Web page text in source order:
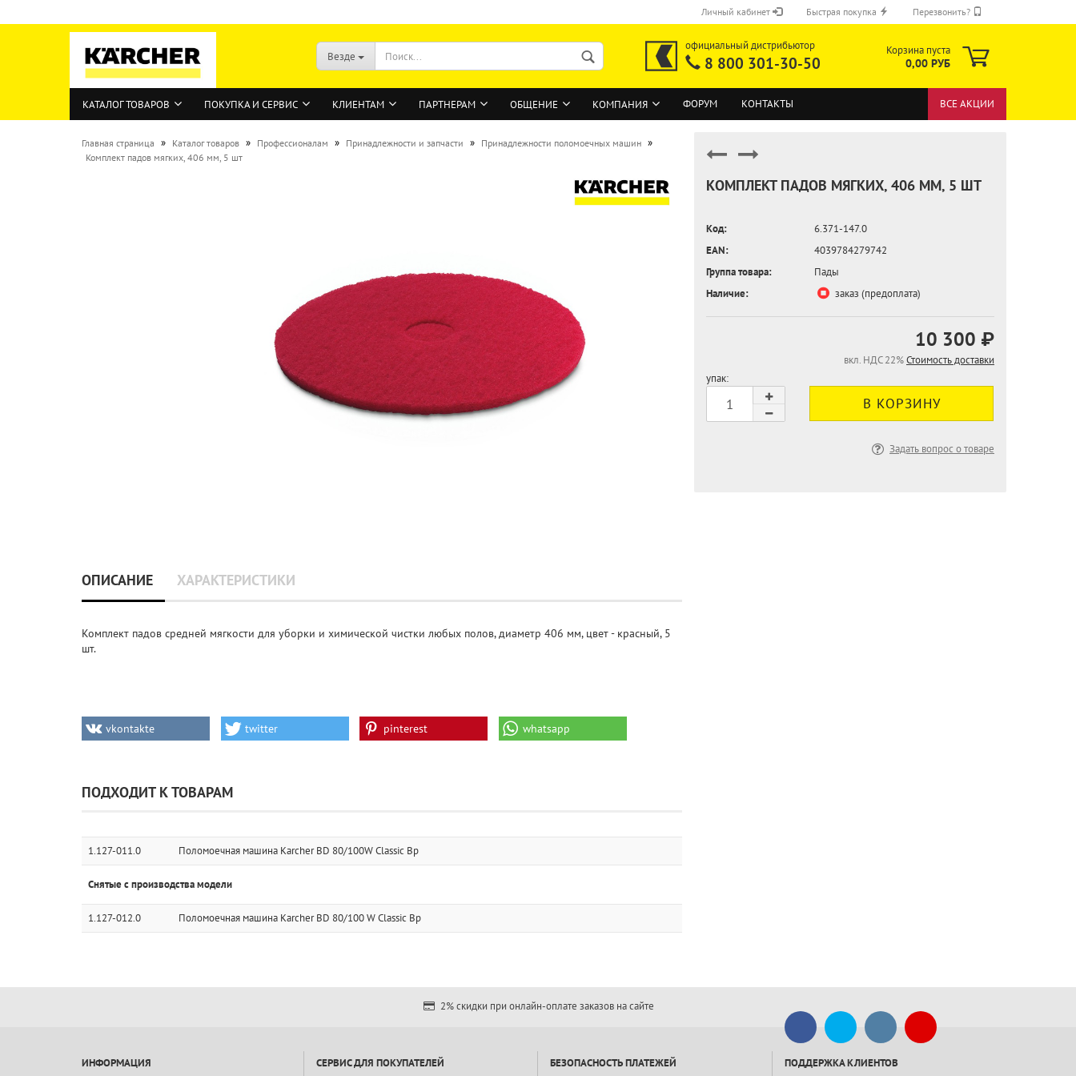
Личный кабинет
ВОЙТИ
Быстрая покупка Перезвонить?
Везде
официальный дистрибьютор
8 800 301-30-50
Корзина пуста
0,00 РУБ
КАТАЛОГ ТОВАРОВ ПОКУПКА И СЕРВИС КЛИЕНТАМ ПАРТНЕРАМ ОБЩЕНИЕ КОМПАНИЯ ФОРУМ КОНТАКТЫ ВСЕ АКЦИИ
Главная страница » Каталог товаров » Профессионалам » Принадлежности и запчасти » Принадлежности поломоечных машин »
Комплект падов мягких, 406 мм, 5 шт
КОМПЛЕКТ ПАДОВ МЯГКИХ, 406 ММ, 5 ШТ
Код:
6.371-147.0
EAN:
4039784279742
Группа товара:
Пады
Наличие:
заказ (предоплата)
10 300 ₽
вкл. НДС 22%Стоимость доставки
упак:
Задать вопрос о товаре
ОПИСАНИЕ ХАРАКТЕРИСТИКИ
Комплект падов средней мягкости для уборки и химической чистки любых полов, диаметр 406 мм, цвет - красный, 5
шт.
vkontakte twitter pinterest whatsapp
ПОДХОДИТ К ТОВАРАМ
1.127-011.0 Поломоечная машина Karcher BD 80/100W Classic Bp
Снятые с производства модели
1.127-012.0 Поломоечная машина Karcher BD 80/100 W Classic Bp
2% скидки при онлайн-оплате заказов на сайте
ИНФОРМАЦИЯ СЕРВИС ДЛЯ ПОКУПАТЕЛЕЙ БЕЗОПАСНОСТЬ ПЛАТЕЖЕЙ ПОДДЕРЖКА КЛИЕНТОВ